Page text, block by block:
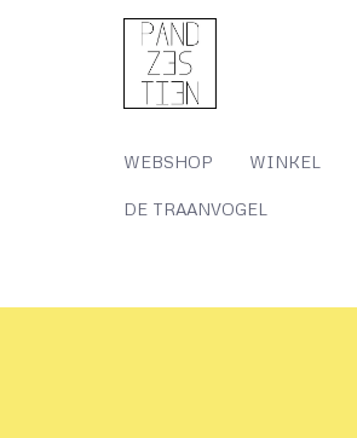
WEBSHOP WINKEL
DE TRAANVOGEL